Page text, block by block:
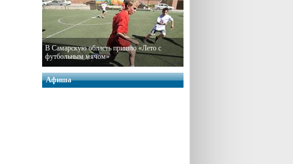
В Самарскую область пришло «Лето с
футбольным мячом»
Афиша